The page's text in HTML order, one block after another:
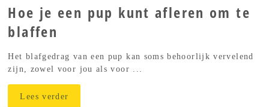
Hoe je een pup kunt afleren om te
blaffen
Het blafgedrag van een pup kan soms behoorlijk vervelend
zijn, zowel voor jou als voor ...
Lees verder